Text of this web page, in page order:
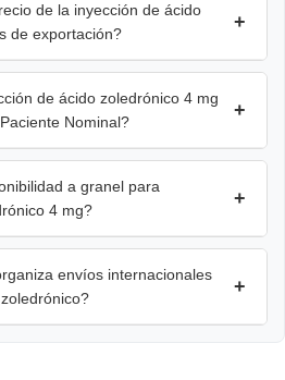
de la inyección de ácido
de exportación?
+
de ácido zoledrónico 4 mg
Nominal?
+
a granel para
4 mg?
+
envíos internacionales
+